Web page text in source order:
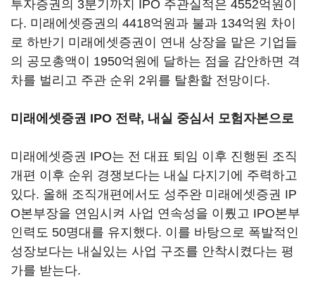
투자증권의 3분기까지 IPO 주관실적은 4552억원이
다. 미래에셋증권의 4418억원과 불과 134억원 차이
로 하반기 미래에셋증권이 연내 상장을 맡은 기업들
의 공모총액이 1950억원에 달하는 점을 감안하면 격
차를 벌리고 주관 순위 2위를 탈환할 전망이다.
미래에셋증권 IPO 전략, 내실 중심서 모험자본으로
미래에셋증권 IPO는 전 대표 퇴임 이후 진행된 조직
개편 이후 순위 경쟁보다는 내실 다지기에 주력하고
있다. 올해 조직개편에서도 성주완 미래에셋증권 IP
O본부장을 연임시켜 사업 연속성을 이뤘고 IPO본부
인력도 50명대를 유지했다. 이를 바탕으로 폭발적인
성장보다는 내실있는 사업 구조를 안착시켰다는 평
가를 받는다.